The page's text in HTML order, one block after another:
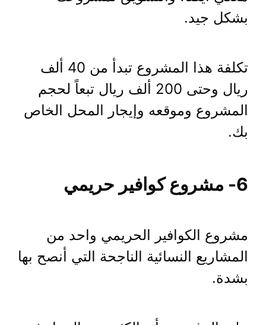
بشكل جيد.
تكلفة هذا المشروع تبدأ من 40 ألف
ريال وحتى 200 ألف ريال تبعاً لحجم
المشروع وموقعه وإيجار المحل الخاص
بك.
6- مشروع كوافير حريمي
مشروع الكوافير الحريمي واحد من
المشاريع النسائية الناجحة التي أنصح بها
بشدة.